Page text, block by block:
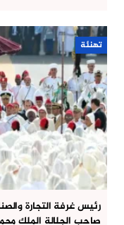
تهنئة
رئيس غرفة التجارة
صاحب الجلالة الملك